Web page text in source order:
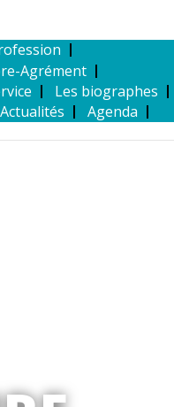
Agrément
Les biographes
Actualités Agenda